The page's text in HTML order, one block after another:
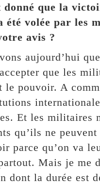
donné que la
été volée par les
avis ?
aujourd’hui
que les
le pouvoir. A
Et les militaires
qu’ils ne peuvent
parce qu’on va
Mais je me
dont la durée est